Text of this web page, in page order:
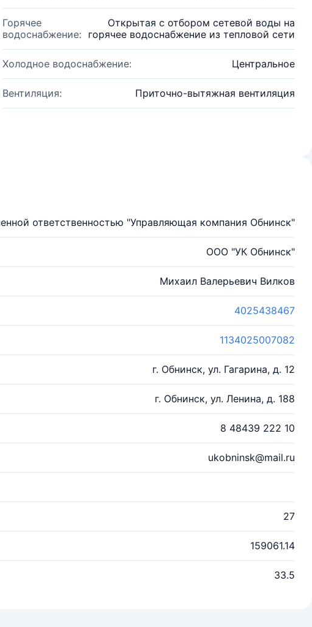
Горячее
водоснабжение:
Открытая с отбором сетевой воды на
горячее водоснабжение из тепловой сети
Холодное водоснабжение: Центральное
Вентиляция: Приточно-вытяжная вентиляция
ответственностью "Управляющая компания Обнинск"
ООО "УК Обнинск"
Михаил Валерьевич Вилков
4025438467
1134025007082
г. Обнинск, ул. Гагарина, д. 12
г. Обнинск, ул. Ленина, д. 188
8 48439 222 10
ukobninsk@mail.ru
27
159061.14
33.5